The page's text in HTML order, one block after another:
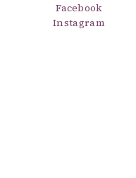
Facebook
Instagram